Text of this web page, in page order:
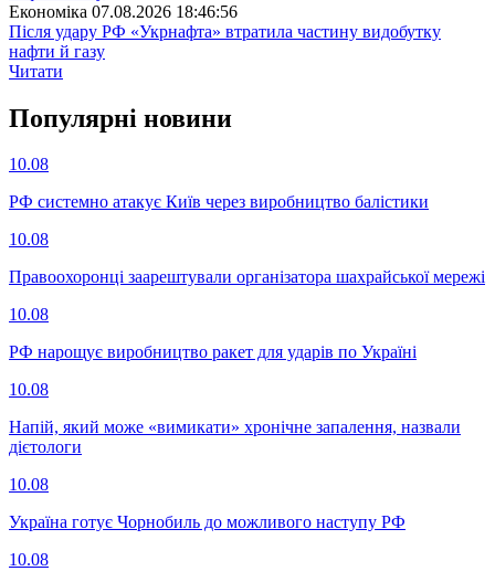
Економіка 07.08.2026 18:46:56
Після удару РФ «Укрнафта» втратила частину видобутку
нафти й газу
Читати
Популярнi новини
10.08
РФ системно атакує Київ через виробництво балістики
10.08
Правоохоронці заарештували організатора шахрайської мережі
10.08
РФ нарощує виробництво ракет для ударів по Україні
10.08
Напій, який може «вимикати» хронічне запалення, назвали
дієтологи
10.08
Україна готує Чорнобиль до можливого наступу РФ
10.08